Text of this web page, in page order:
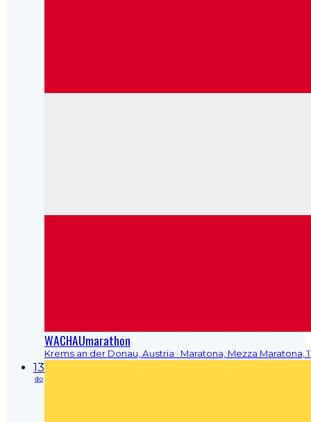
WACHAUmarathon
Krems an der Donau, Austria · Maratona, Mezza Maratona,
13
do